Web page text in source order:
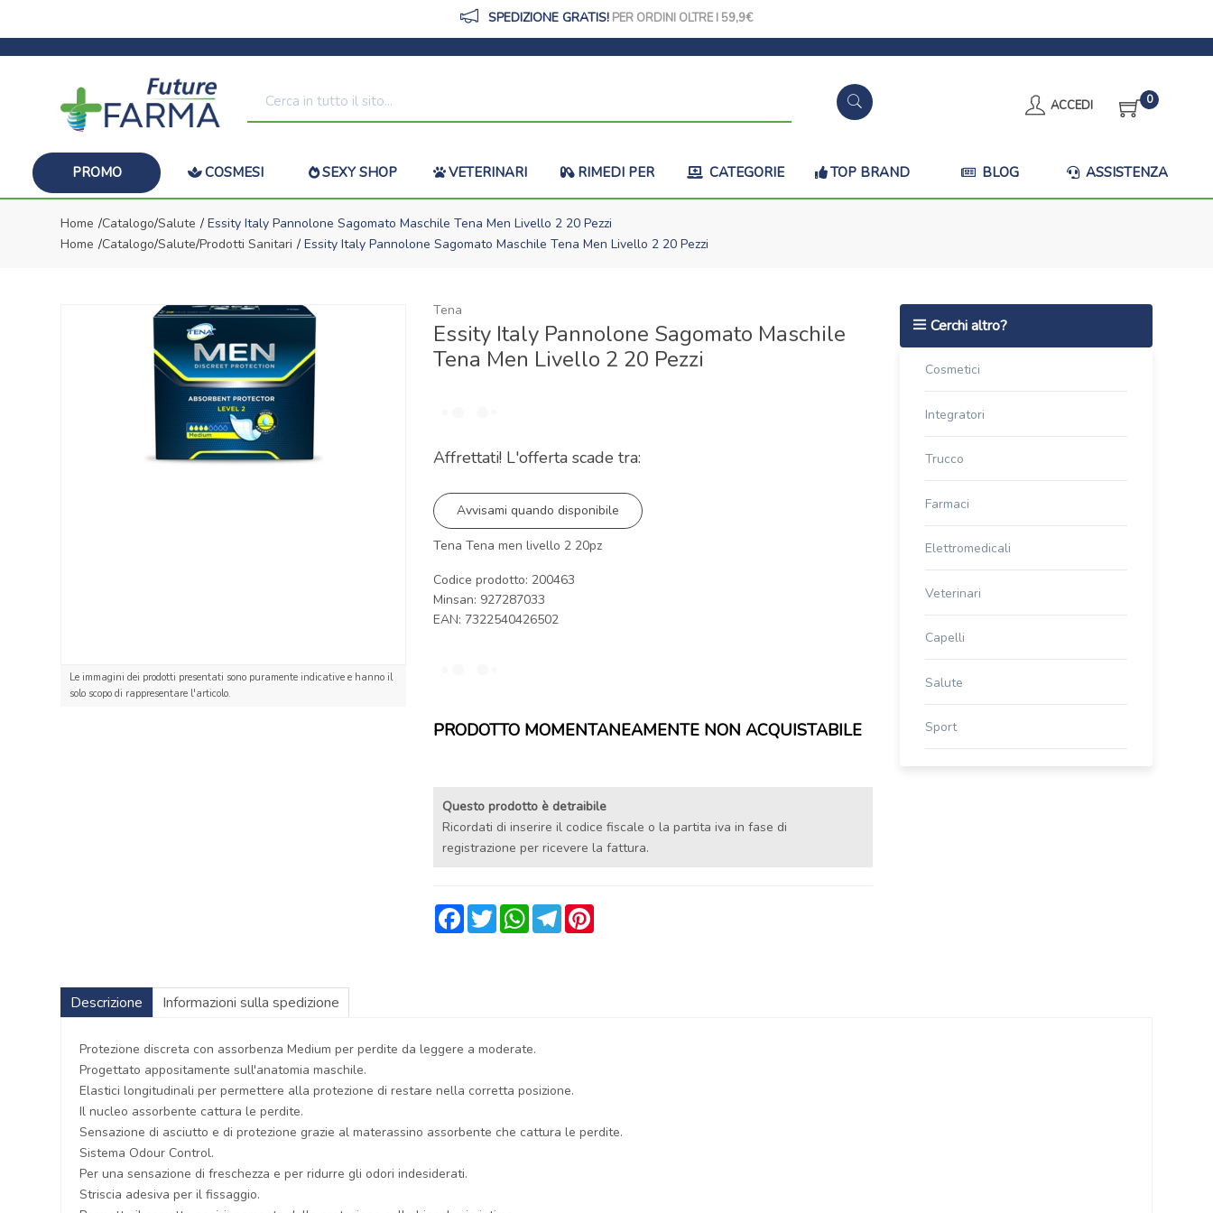
SPEDIZIONE GRATIS! PER ORDINI OLTRE I 59,9
ACCEDI 0
PROMO COSMESI SEXY SHOP VETERINARI RIMEDI PER CATEGORIE TOP BRAND BLOG ASSISTENZA
Home Catalogo/Salute Essity Italy Pannolone Sagomato Maschile Tena Men Livello 2 20 Pezzi
Home Catalogo/Salute/Prodotti Sanitari Essity Italy Pannolone Sagomato Maschile Tena Men Livello 2 20 Pezzi
Le immagini dei prodotti presentati sono puramente indicative e hanno il
solo scopo di rappresentare l'articolo.
Tena
Essity Italy Pannolone Sagomato Maschile
Tena Men Livello 2 20 Pezzi
Affrettati! L'offerta scade tra:
Avvisami quando disponibile
Tena Tena men livello 2 20pz
Codice prodotto: 200463
Minsan: 927287033
EAN: 7322540426502
PRODOTTO MOMENTANEAMENTE NON ACQUISTABILE
Questo prodotto è detraibile
Ricordati di inserire il codice fiscale o la partita iva in fase di
registrazione per ricevere la fattura.
FacebookTwitter WhatsApp
Telegram
Cerchi altro?
Cosmetici
Integratori
Trucco
Farmaci
Elettromedicali
Veterinari
Capelli
Salute
Sport
Descrizione Informazioni sulla spedizione
Protezione discreta con assorbenza Medium per perdite da leggere a moderate.
Progettato appositamente sull'anatomia maschile.
Elastici longitudinali per permettere alla protezione di restare nella corretta posizione.
Il nucleo assorbente cattura le perdite.
Sensazione di asciutto e di protezione grazie al materassino assorbente che cattura le perdite.
Sistema Odour Control.
Per una sensazione di freschezza e per ridurre gli odori indesiderati.
Striscia adesiva per il fissaggio.